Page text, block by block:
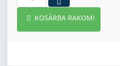
KOSÁRBA RAKOM!